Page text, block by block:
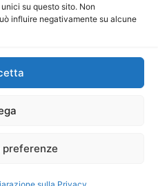
su questo sito. Non
influire negativamente su alcune
Maria Calabrese
Cooperativa a r.l. è
di Comunicazione al
srl–info@ladigitale.it